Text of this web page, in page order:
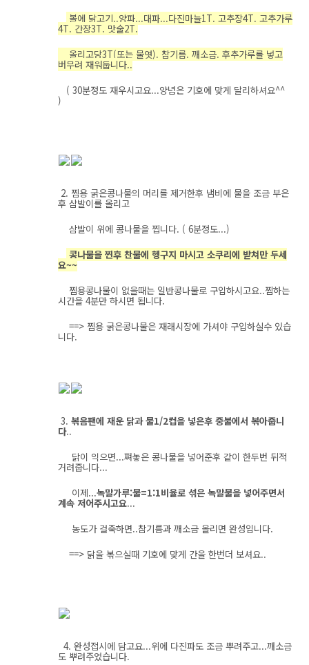
볼에 닭고기..양파...대파...다진마늘1T. 고추장4T. 고추가루
4T. 간장3T. 맛술2T.
올리고당3T(또는 물엿). 참기름. 깨소금. 후추가루를 넣고
버무려 재워둡니다..
( 30분정도 재우시고요...양념은 기호에 맞게 달리하셔요^^
)
2. 찜용 굵은콩나물의 머리를 제거한후 냄비에 물을 조금 부은
후 삼발이를 올리고
삼발이 위에 콩나물을 찝니다. ( 6분정도...)
콩나물을 찐후 찬물에 헹구지 마시고 소쿠리에 받쳐만 두세
요~~
찜용콩나물이 없을때는 일반콩나물로 구입하시고요..찜하는
시간을 4분만 하시면 됩니다.
==> 찜용 굵은콩나물은 재래시장에 가셔야 구입하실수 있습
니다.
3. 볶음팬에 재운 닭과 물1/2컵을 넣은후 중불에서 볶아줍니
다..
닭이 익으면...쪄놓은 콩나물을 넣어준후 같이 한두번 뒤적
거려줍니다...
이제...녹말가루:물=1:1비율로 섞은 녹말물을 넣어주면서
계속 저어주시고요...
농도가 걸죽하면..참기름과 깨소금 올리면 완성입니다.
==> 닭을 볶으실때 기호에 맞게 간을 한번더 보셔요..
4. 완성접시에 담고요...위에 다진파도 조금 뿌려주고...깨소금
도 뿌려주었습니다.